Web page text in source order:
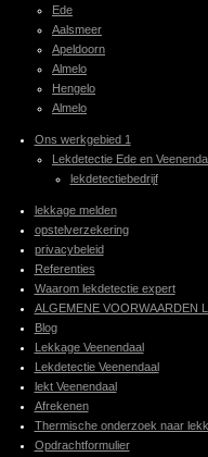
Ede
Aalsmeer
Apeldoorn
Almelo
Hengelo
Almelo
Ons werkgebied 1
Lekdetectie Ede en
lekdetectiebedrijf
lekkage melden
opstelverzekering
privacybeleid
Referenties
Waarom lekdetectie expert
ALGEMENE VOORWAARDEN
Blog
Lekkage Veenendaal
Lekdetectie Veenendaal
lekt Veenendaal
Afrekenen
Thermische onderzoek naar
Opdrachtformulier